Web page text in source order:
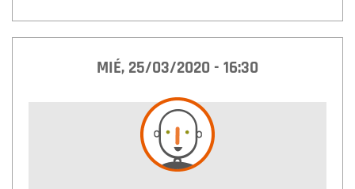
MIÉ, 25/03/2020 - 16:30